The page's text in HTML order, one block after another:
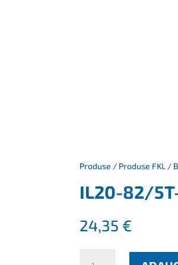
Produse / Produse FKL /
IL20-82/
24,35 €